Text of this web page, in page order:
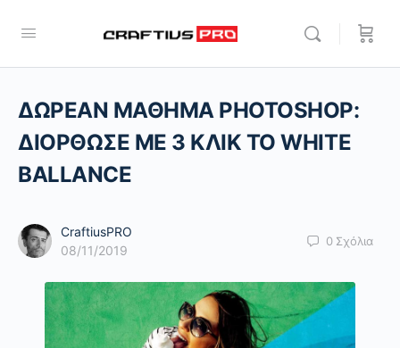
ΔΩΡΕΑΝ ΜΑΘΗΜΑ PHOTOSHOP:
ΔΙΟΡΘΩΣΕ ΜΕ 3 ΚΛΙΚ TO WHITE
BALLANCE
CraftiusPRO
08/11/2019
0 Σχόλια